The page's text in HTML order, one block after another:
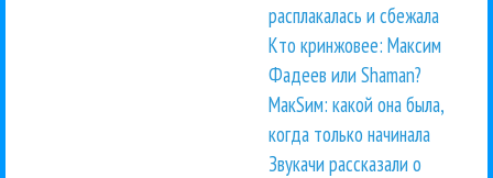
расплакалась и сбежала
Кто кринжовее: Максим
Фадеев или Shaman?
МакSим: какой она была,
когда только начинала
Звукачи рассказали о